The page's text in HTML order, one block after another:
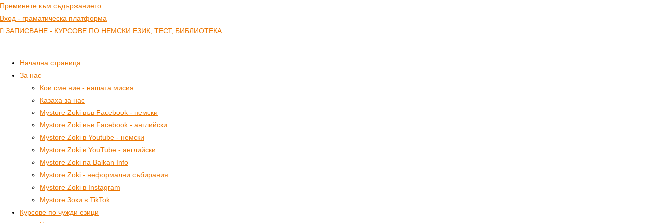
Преминете към съдържанието
Вход - граматическа платформа
ЗАПИСВАНЕ - КУРСОВЕ ПО НЕМСКИ ЕЗИК, ТЕСТ, БИБЛИОТЕКА
Начална страница
За нас
Кои сме ние - нашата мисия
Казаха за нас
Mystore Zoki във Facebook - немски
Mystore Zoki във Facebook - английски
Mystore Zoki в Youtube - немски
Mystore Zoki в YouTube - английски
Mystore Zoki na Balkan Info
Mystore Zoki - неформални събирания
Mystore Zoki в Instagram
Mystore Зоки в TikTok
Курсове по чужди езици